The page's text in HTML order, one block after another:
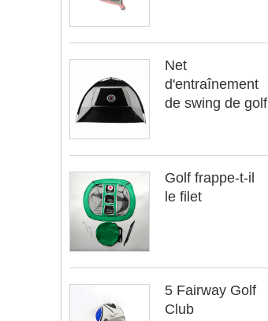
Net
d'entraînement
de swing de golf
Golf frappe-t-il
le filet
5 Fairway Golf
Club